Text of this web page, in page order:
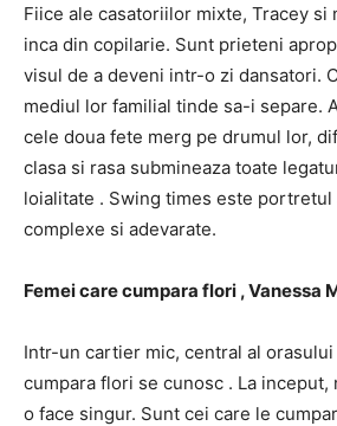
Fiice ale casatoriilor mixte, Tracey si
inca din copilarie. Sunt prieteni
visul de a deveni intr-o zi dansatori.
mediul lor familial tinde sa-i separe.
cele doua fete merg pe drumul lor,
clasa si rasa submineaza toate
loialitate . Swing times este
complexe si adevarate.
Femei care cumpara flori , Vanessa
Intr-un cartier mic, central al
cumpara flori se cunosc . La
o face singur. Sunt cei care le